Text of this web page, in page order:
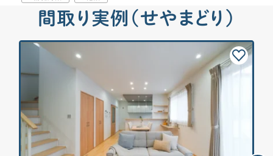
間取り実例（せやまどり）